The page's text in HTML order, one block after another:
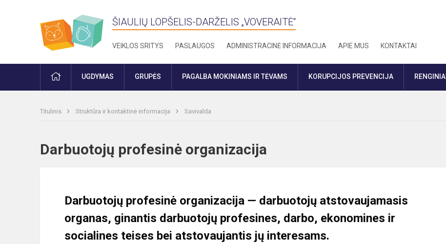
ŠIAULIŲ LOPŠELIS-DARŽELIS „VOVERAITĖ“
VEIKLOS SRITYS PASLAUGOS ADMINISTRACINĖ INFORMACIJA APIE MUS KONTAKTAI
PRADŽIAUGDYMAS GRUPĖS PAGALBA MOKINIAMS IR TĖVAMS KORUPCIJOS PREVENCIJA RENGINIAI
Titulinis Struktūra ir kontaktinė informacija Savivalda
Darbuotojų profesinė organizacija
Darbuotojų profesinė organizacija — darbuotojų atstovaujamasis
organas, ginantis darbuotojų profesines, darbo, ekonomines ir
socialines teises bei atstovaujantis jų interesams.